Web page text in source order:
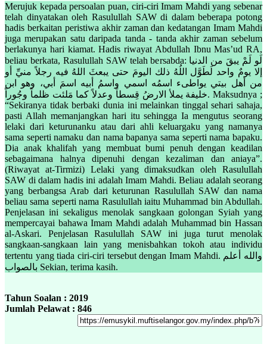
Merujuk kepada persoalan puan, ciri-ciri Imam Mahdi yang sebenar
telah dinyatakan oleh Rasulullah SAW di dalam beberapa potong
hadis berkaitan peristiwa akhir zaman dan kedatangan Imam Mahdi
juga merupakan satu daripada tanda - tanda akhir zaman sebelum
berlakunya hari kiamat. Hadis riwayat Abdullah Ibnu Mas’ud RA,
beliau berkata, Rasulullah SAW telah bersabda: لَو لَمْ يبقَ من الدنيا
إلا يومٌ واحد لَطَوَّل اللُهُ ذلك اليومَ حتى يبعثَ اللهُ فيه رجلاً منيِّ أو
من أهل بيتي يواطىء اسمُه اسمي واسمُ أبيه اسمَ أبي، وهو ابن
خليفة يملأ الارضُ قِسطاً وعدلاً كما مَلئت ظلماً وجُوراً. Maksudnya ;
“Sekiranya tidak berbaki dunia ini melainkan tinggal sehari sahaja,
pasti Allah memanjangkan hari itu sehingga Ia mengutus seorang
lelaki dari keturunanku atau dari ahli keluargaku yang namanya
sama seperti namaku dan nama bapanya sama seperti nama bapaku.
Dia anak khalifah yang membuat bumi penuh dengan keadilan
sebagaimana halnya dipenuhi dengan kezaliman dan aniaya”.
(Riwayat at-Tirmizi) Lelaki yang dimaksudkan oleh Rasulullah
SAW di dalam hadis ini adalah Imam Mahdi. Beliau adalah seorang
yang berbangsa Arab dari keturunan Rasulullah SAW dan nama
beliau sama seperti nama Rasulullah iaitu Muhammad bin Abdullah.
Penjelasan ini sekaligus menolak sangkaan golongan Syiah yang
mempercayai bahawa Imam Mahdi adalah Muhammad bin Hassan
al-Askari. Penjelasan Rasulullah SAW ini juga turut menolak
sangkaan-sangkaan lain yang menisbahkan tokoh atau individu
tertentu yang tiada ciri-ciri tersebut dengan Imam Mahdi. والله أعلم
بالصواب Sekian, terima kasih.
Tahun Soalan : 2019
Jumlah Pelawat : 846